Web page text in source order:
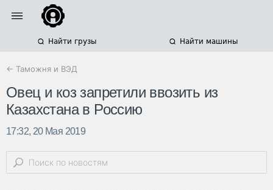
Найти грузы Найти машины
← Таможня и ВЭД
Овец и коз запретили ввозить из
Казахстана в Россию
17:32, 20 Мая 2019